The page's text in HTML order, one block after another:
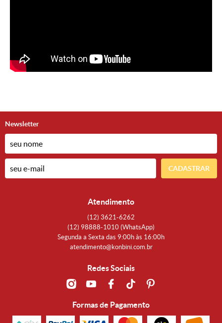
Newsletter
CADASTRAR
Atendimento
(12) 3621-6262
(12) 98888-1010 (WhatsApp)
Segunda a Sexta das 9:00h às 16:00h
atendimento@konbini.com.br
Redes Sociais
Formas de Pagamento